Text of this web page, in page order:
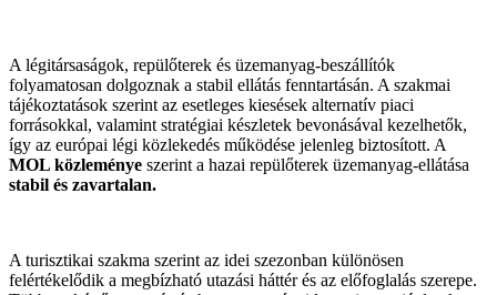
A légitársaságok, repülőterek és üzemanyag-beszállítók
folyamatosan dolgoznak a stabil ellátás fenntartásán. A szakmai
tájékoztatások szerint az esetleges kiesések alternatív piaci
forrásokkal, valamint stratégiai készletek bevonásával kezelhetők,
így az európai légi közlekedés működése jelenleg biztosított. A
MOL közleménye szerint a hazai repülőterek üzemanyag-ellátása
stabil és zavartalan.
A turisztikai szakma szerint az idei szezonban különösen
felértékelődik a megbízható utazási háttér és az előfoglalás szerepe.